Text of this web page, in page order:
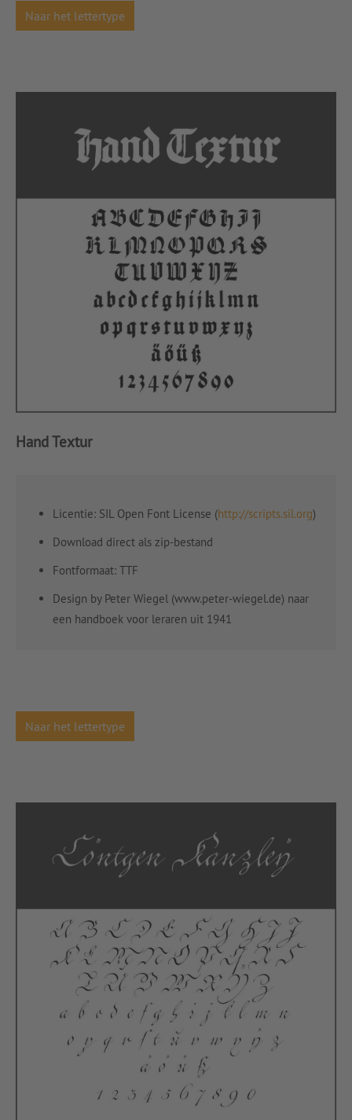
Naar het lettertype
Hand Textur
Licentie: SIL Open Font License (http://scripts.sil.org)
Download direct als zip-bestand
Fontformaat: TTF
Design by Peter Wiegel (www.peter-wiegel.de) naar
een handboek voor leraren uit 1941
Naar het lettertype